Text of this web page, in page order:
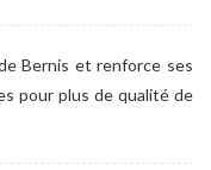
Bernis et renforce ses
pour plus de qualité de